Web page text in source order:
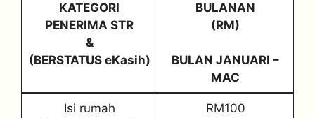
KATEGORI
PENERIMA STR
&
(BERSTATUS eKasih)
BULANAN
(RM)
BULAN JANUARI –
MAC
Isi rumah
RM100